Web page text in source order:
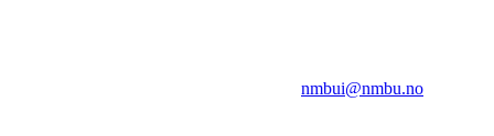
nmbui@nmbu.no